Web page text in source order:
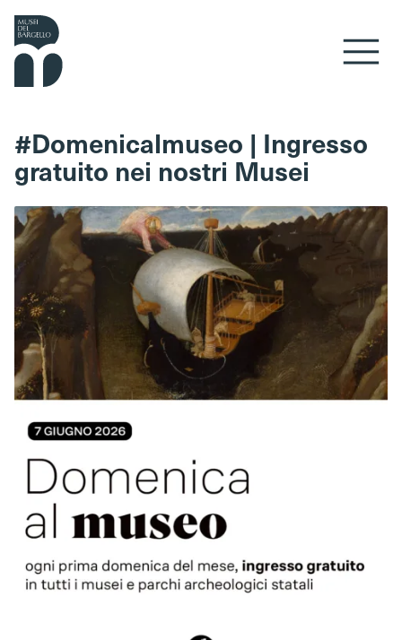
Vai al contenuto
#Domenicalmuseo | Ingresso
gratuito nei nostri Musei